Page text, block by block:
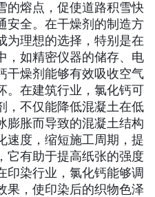
的熔点，促使道路积雪快
安全。在干燥剂的制造方
为理想的选择，特别是在
，如精密仪器的储存、电
干燥剂能够有效吸收空气
。在建筑行业，氯化钙可
，不仅能降低混凝土在低
膨胀而导致的混凝土结构
速度，缩短施工周期，提
它有助于提高纸张的强度
印染行业，氯化钙能够调
果，使印染后的织物色泽